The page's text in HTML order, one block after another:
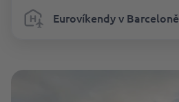
Eurovíkendy v Barceloně